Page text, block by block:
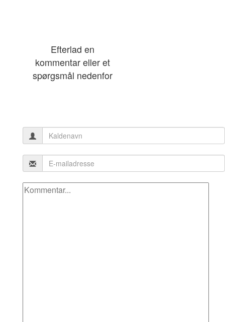
Efterlad en
kommentar eller et
spørgsmål nedenfor